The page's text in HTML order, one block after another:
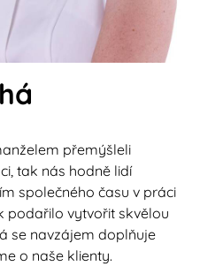
přemýšleli
tak nás hodně lidí
společného času v práci
podařilo vytvořit skvělou
se navzájem doplňuje
o naše klienty.